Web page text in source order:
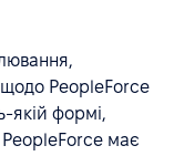
щодо PeopleForce
якій формі,
PeopleForce має